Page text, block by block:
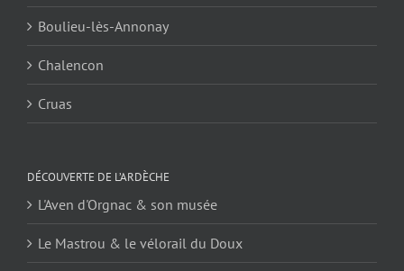
Boulieu-lès-Annonay
Chalencon
Cruas
DÉCOUVERTE DE L’ARDÈCHE
L'Aven d'Orgnac & son musée
Le Mastrou & le vélorail du Doux